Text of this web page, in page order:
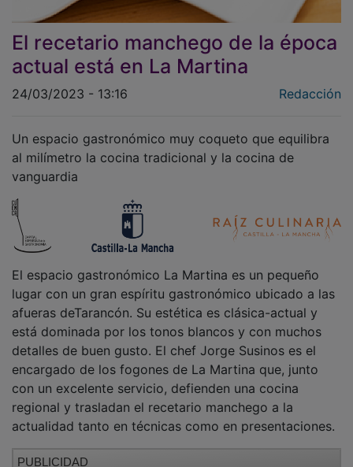
El recetario manchego de la época
actual está en La Martina
al milímetro la cocina tradicional y la cocina de
vanguardia
lugar con un gran espíritu gastronómico ubicado a las
afueras deTarancón. Su estética es clásica-actual y
está dominada por los tonos blancos y con muchos
detalles de buen gusto. El chef Jorge Susinos es el
encargado de los fogones de La Martina que, junto
con un excelente servicio, defienden una cocina
regional y trasladan el recetario manchego a la
actualidad tanto en técnicas como en presentaciones.